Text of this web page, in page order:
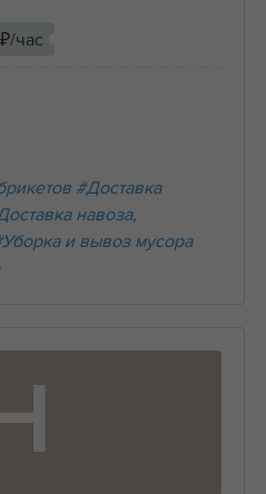
час
#Доставка
навоза,
и вывоз мусора